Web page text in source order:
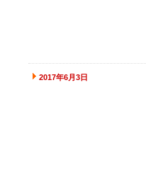
2017年6月3日